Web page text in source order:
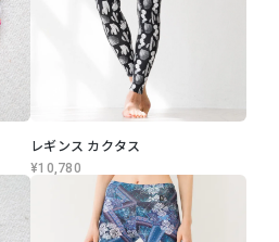
レギンス カクタス
¥10,780